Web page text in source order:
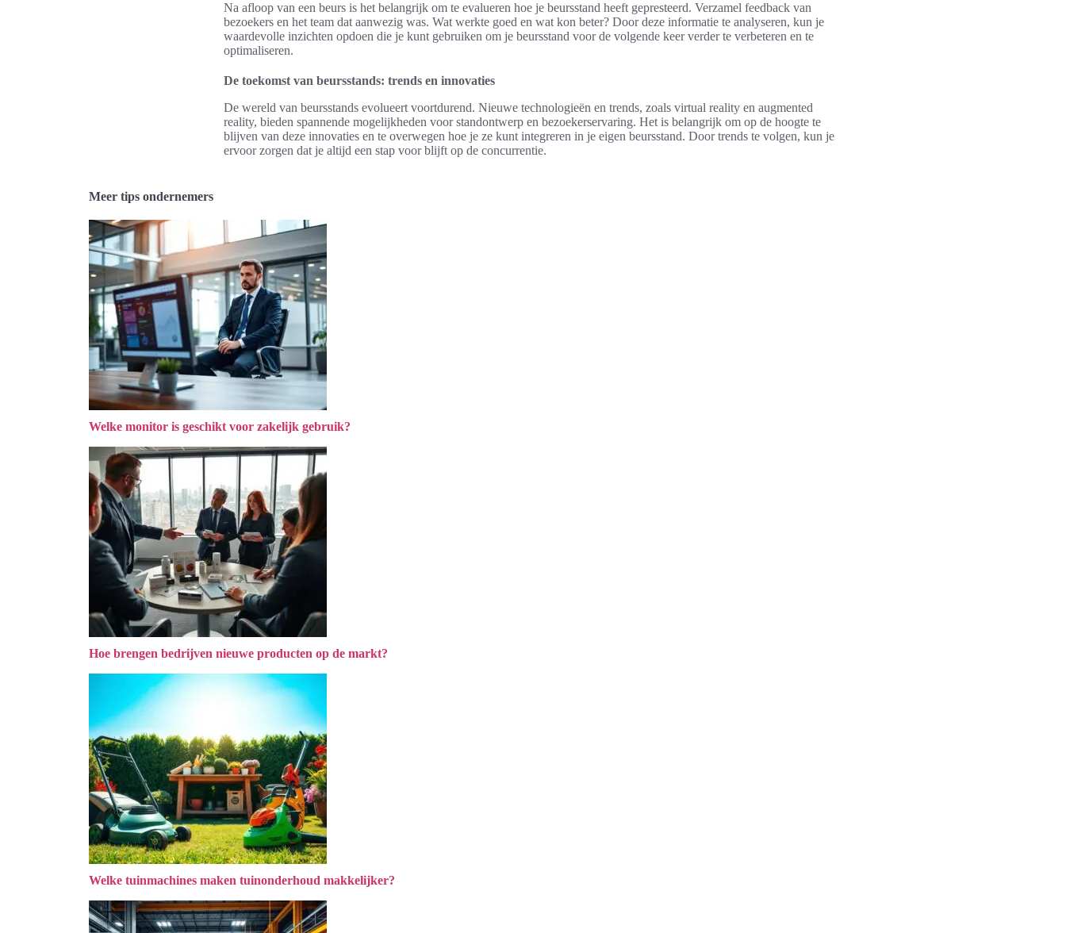
Na afloop van een beurs is het belangrijk om te evalueren hoe je beursstand heeft gepresteerd. Verzamel feedback van
bezoekers en het team dat aanwezig was. Wat werkte goed en wat kon beter? Door deze informatie te analyseren, kun je
waardevolle inzichten opdoen die je kunt gebruiken om je beursstand voor de volgende keer verder te verbeteren en te
optimaliseren.
De toekomst van beursstands: trends en innovaties
De wereld van beursstands evolueert voortdurend. Nieuwe technologieën en trends, zoals virtual reality en augmented
reality, bieden spannende mogelijkheden voor standontwerp en bezoekerservaring. Het is belangrijk om op de hoogte te
blijven van deze innovaties en te overwegen hoe je ze kunt integreren in je eigen beursstand. Door trends te volgen, kun je
ervoor zorgen dat je altijd een stap voor blijft op de concurrentie.
Meer tips ondernemers
Welke monitor is geschikt voor zakelijk gebruik?
Hoe brengen bedrijven nieuwe producten op de markt?
Welke tuinmachines maken tuinonderhoud makkelijker?